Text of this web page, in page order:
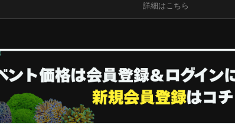
詳細はこちら